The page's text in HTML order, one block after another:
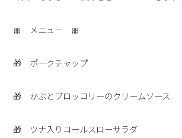
🎀 メニュー 🎀
🎁 ポークチャップ
🎁 かぶとブロッコリーのクリームソース
🎁 ツナ入りコールスローサラダ